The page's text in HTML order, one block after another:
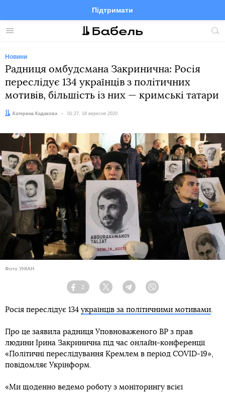
Меню
Підтримати
FacebookTelegramTwitter
Новини
Радниця омбудсмана Закринична: Росія
переслідує 134 українців з політичних
мотивів, більшість із них — кримські татари
Автор:Катерина Кадакова Дата:
01:27, 18 вересня 2020
Фото УНІАН
Facebook
2
Twitter TelegramViber
Росія переслідує 134 українців за політичними мотивами.
Про це заявила радниця Уповноваженого ВР з прав
людини Ірина Закринична під час онлайн-конференції
«Політичні переслідування Кремлем в період COVID-19»,
повідомляє Укрінформ.
«Ми щоденно ведемо роботу з моніторингу всієї